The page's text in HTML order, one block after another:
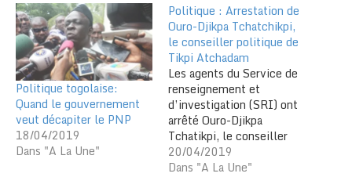
Politique togolaise:
Quand le gouvernement
veut décapiter le PNP
18/04/2019
Dans "A La Une"
Politique : Arrestation de
Ouro-Djikpa Tchatchikpi,
le conseiller politique de
Tikpi Atchadam
Les agents du Service de
renseignement et
d’investigation (SRI) ont
arrêté Ouro-Djikpa
Tchatikpi, le conseiller
politique de Tikpi
Atchadam ce matin à
20/04/2019
Dans "A La Une"